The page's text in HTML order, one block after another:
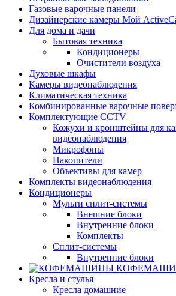
Газовые варочные панели
Дизайнерские камеры Мой
Для дома и дачи
Бытовая техника
Кондиционеры
Очистители воздуха
Духовые шкафы
Камеры видеонаблюдения
Климатическая техника
Комбинированные варочные
Комплектующие CCTV
Кожухи и кронштейны для
видеонаблюдения
Микрофоны
Накопители
Объективы для камер
Комплекты видеонаблюдения
Кондиционеры
Мульти сплит-системы
Внешние блоки
Внутренние блоки
Комплекты
Сплит-системы
Внутренние блоки
Кресла и стулья
Кресла домашние